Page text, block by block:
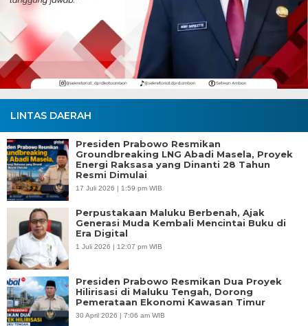
LINTAS DAERAH
Presiden Prabowo Resmikan
Groundbreaking LNG Abadi Masela, Proyek
Energi Raksasa yang Dinanti 28 Tahun
Resmi Dimulai
17 Juli 2026 | 1:59 pm WIB
Perpustakaan Maluku Berbenah, Ajak
Generasi Muda Kembali Mencintai Buku di
Era Digital
1 Juli 2026 | 12:07 pm WIB
Presiden Prabowo Resmikan Dua Proyek
Hilirisasi di Maluku Tengah, Dorong
Pemerataan Ekonomi Kawasan Timur
30 April 2026 | 7:06 am WIB